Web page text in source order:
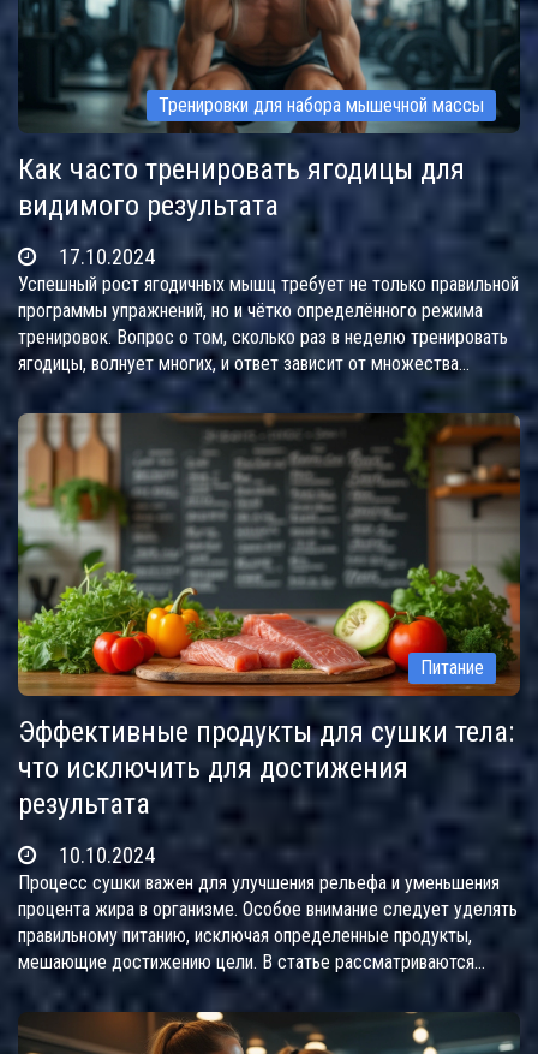
Тренировки для набора мышечной массы
Как часто тренировать ягодицы для
видимого результата
17.10.2024
Успешный рост ягодичных мышц требует не только правильной
программы упражнений, но и чётко определённого режима
тренировок. Вопрос о том, сколько раз в неделю тренировать
ягодицы, волнует многих, и ответ зависит от множества
факторов. Изучаем оптимальную частоту тренировок, методы
увеличения нагрузки и важность отдыха для эффективности
процесса. Прочтите, чтобы узнать, как достичь нужных
результатов без риска перетренированности.
Питание
Эффективные продукты для сушки тела:
что исключить для достижения
результата
10.10.2024
Процесс сушки важен для улучшения рельефа и уменьшения
процента жира в организме. Особое внимание следует уделять
правильному питанию, исключая определенные продукты,
мешающие достижению цели. В статье рассматриваются
основополагающие аспекты питания при сушке, даются советы
по замене нежелательных продуктов и обсуждаются тонкости
подхода к этому процессу. Читатели узнают, какие привычки